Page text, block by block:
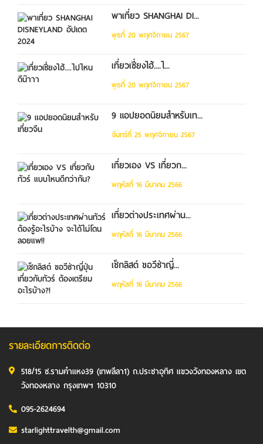
พาเที่ยว SHANGHAI DI...
พุธที่ 20 พฤศจิกายน 2567
เที่ยวเซี่ยงไฮ้....ไ...
พุธที่ 20 พฤศจิกายน 2567
9 แอปยอดนิยมสำหรับเท...
จันทร์ที่ 25 พฤศจิกายน 2567
เที่ยวเอง VS เที่ยวก...
พฤหัสที่ 16 มีนาคม 2566
เที่ยวต่างประเทศผ่าน...
พฤหัสที่ 16 มีนาคม 2566
เช็กลิสต์ ขอวีซ่าญี่...
พฤหัสที่ 16 มีนาคม 2566
รายละเอียดการติดต่อ
518/15 ซ.รามคำแหง39 (เทพลีลา1) ถ.ประชาอุทิศ แขวงวังทองหลาง เขต
วังทองหลาง กรุงเทพฯ 10310
095-2624694
starlighttravelth@gmail.com